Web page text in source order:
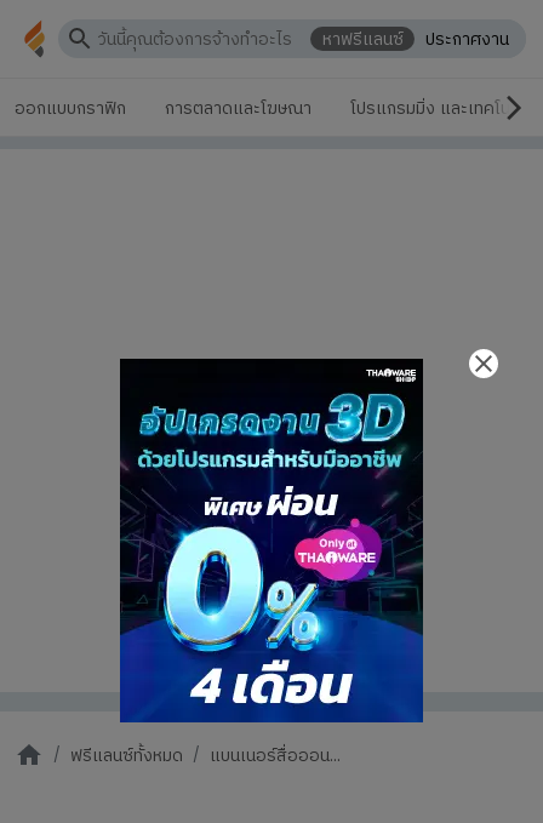
หาฟรีแลนซ์ ประกาศงาน
ออกแบบกราฟิก การตลาดและโฆษณา โปรแกรมมิ่ง และเทคโนโลยี
ฟรีแลนซ์ทั้งหมด แบนเนอร์สื่อออน...